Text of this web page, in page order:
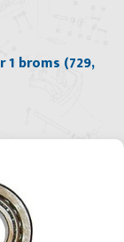
broms (729,